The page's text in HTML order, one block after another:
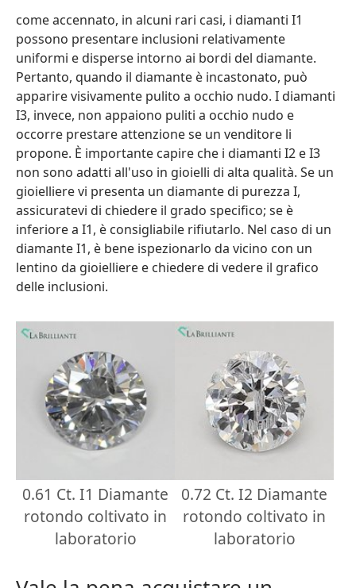
come accennato, in alcuni rari casi, i diamanti I1
possono presentare inclusioni relativamente
uniformi e disperse intorno ai bordi del diamante.
Pertanto, quando il diamante è incastonato, può
apparire visivamente pulito a occhio nudo. I diamanti
I3, invece, non appaiono puliti a occhio nudo e
occorre prestare attenzione se un venditore li
propone. È importante capire che i diamanti I2 e I3
non sono adatti all'uso in gioielli di alta qualità. Se un
gioielliere vi presenta un diamante di purezza I,
assicuratevi di chiedere il grado specifico; se è
inferiore a I1, è consigliabile rifiutarlo. Nel caso di un
diamante I1, è bene ispezionarlo da vicino con un
lentino da gioielliere e chiedere di vedere il grafico
delle inclusioni.
0.61 Ct. I1 Diamante
rotondo coltivato in
laboratorio
0.72 Ct. I2 Diamante
rotondo coltivato in
laboratorio